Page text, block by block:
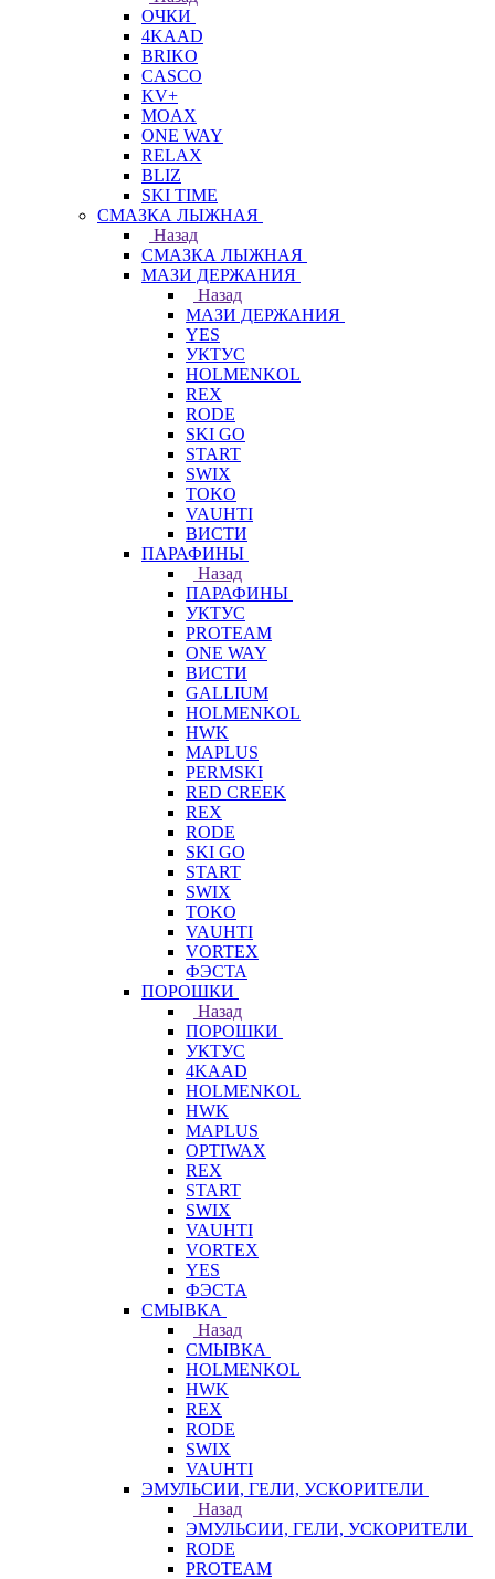
ОЧКИ
4KAAD
BRIKO
CASCO
KV+
MOAX
ONE WAY
RELAX
BLIZ
SKI TIME
СМАЗКА ЛЫЖНАЯ
Назад
СМАЗКА ЛЫЖНАЯ
МАЗИ ДЕРЖАНИЯ
Назад
МАЗИ ДЕРЖАНИЯ
YES
УКТУС
HOLMENKOL
REX
RODE
SKI GO
START
SWIX
TOKO
VAUHTI
ВИСТИ
ПАРАФИНЫ
Назад
ПАРАФИНЫ
УКТУС
PROTEAM
ONE WAY
ВИСТИ
GALLIUM
HOLMENKOL
HWK
MAPLUS
PERMSKI
RED CREEK
REX
RODE
SKI GO
START
SWIX
TOKO
VAUHTI
VORTEX
ФЭСТА
ПОРОШКИ
Назад
ПОРОШКИ
УКТУС
4KAAD
HOLMENKOL
HWK
MAPLUS
OPTIWAX
REX
START
SWIX
VAUHTI
VORTEX
YES
ФЭСТА
СМЫВКА
Назад
СМЫВКА
HOLMENKOL
HWK
REX
RODE
SWIX
VAUHTI
ЭМУЛЬСИИ, ГЕЛИ, УСКОРИТЕЛИ
Назад
ЭМУЛЬСИИ, ГЕЛИ, УСКОРИТЕЛИ
RODE
PROTEAM